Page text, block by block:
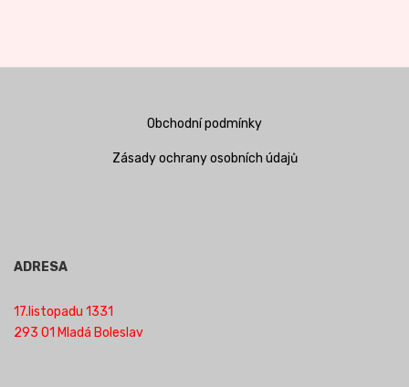
Obchodní podmínky
Zásady ochrany osobních údajů
ADRESA
17.listopadu 1331
293 01 Mladá Boleslav